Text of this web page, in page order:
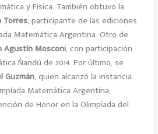
y Física. También obtuvo la
Torres, participante de las ediciones
Matemática Argentina. Otro de
Agustín Mosconi, con participación
Ñandú de 2014. Por último, se
Guzmán, quien alcanzó la instancia
Matemática Argentina,
de Honor en la Olimpíada del